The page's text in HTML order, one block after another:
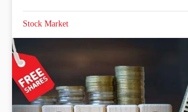
Stock Market